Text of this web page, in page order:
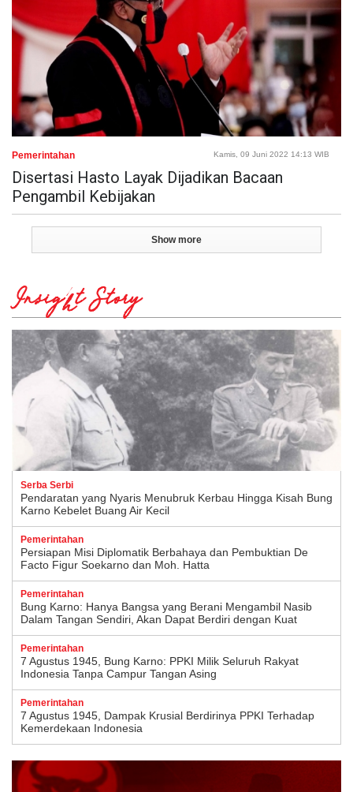
Pemerintahan Kamis, 09 Juni 2022 14:13 WIB
Disertasi Hasto Layak Dijadikan Bacaan
Pengambil Kebijakan
Show more
Insight Story
Serba Serbi
Pendaratan yang Nyaris Menubruk Kerbau Hingga Kisah Bung
Karno Kebelet Buang Air Kecil
Pemerintahan
Persiapan Misi Diplomatik Berbahaya dan Pembuktian De
Facto Figur Soekarno dan Moh. Hatta
Pemerintahan
Bung Karno: Hanya Bangsa yang Berani Mengambil Nasib
Dalam Tangan Sendiri, Akan Dapat Berdiri dengan Kuat
Pemerintahan
7 Agustus 1945, Bung Karno: PPKI Milik Seluruh Rakyat
Indonesia Tanpa Campur Tangan Asing
Pemerintahan
7 Agustus 1945, Dampak Krusial Berdirinya PPKI Terhadap
Kemerdekaan Indonesia